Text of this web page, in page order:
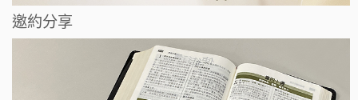
邀約分享